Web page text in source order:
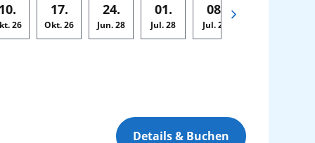
10.
26
17.
Okt.26
24.
Jun.28
01.
Jul.28
08.
Jul.28
Details & Buchen